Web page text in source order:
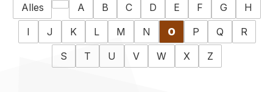
Alles A B C D E F G
H
I
J K L M N O P Q
R
S
T U V W X Z